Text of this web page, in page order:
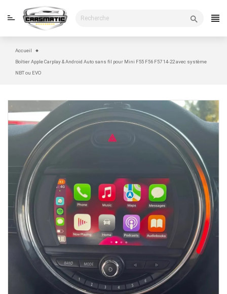
Accueil
Boîtier Apple Carplay & Android Auto sans fil pour Mini F55 F56 F57 14-22 avec système
NBT ou EVO